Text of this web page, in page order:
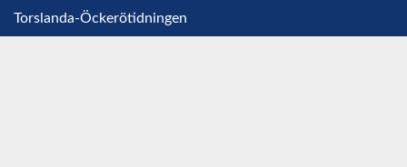
Torslanda-Öckerötidningen